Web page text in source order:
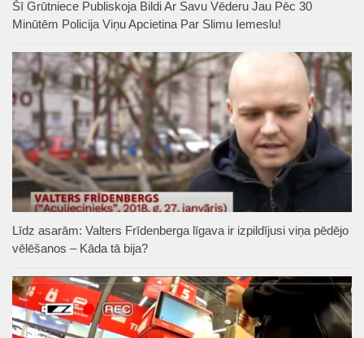
Šī Grūtniece Publiskoja Bildi Ar Savu Vēderu Jau Pēc 30
Minūtēm Policija Viņu Apcietina Par Slimu Iemeslu!
Līdz asarām: Valters Frīdenberga līgava ir izpildījusi viņa pēdējo
vēlēšanos – Kāda tā bija?